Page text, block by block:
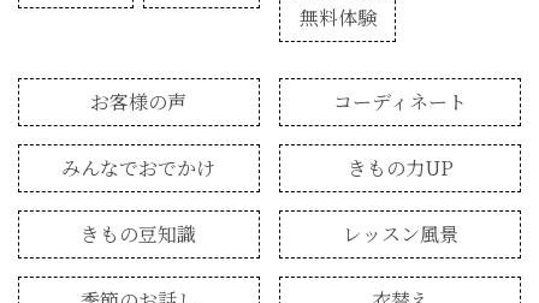
無料体験
お客様の声 コーディネート
みんなでおでかけ きもの力UP
きもの豆知識 レッスン風景